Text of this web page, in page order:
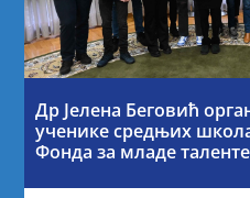
Др Јелена Беговић
ученике средњих
Фонда за младе таленте